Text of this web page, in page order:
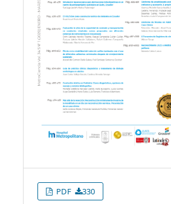
PDF 330